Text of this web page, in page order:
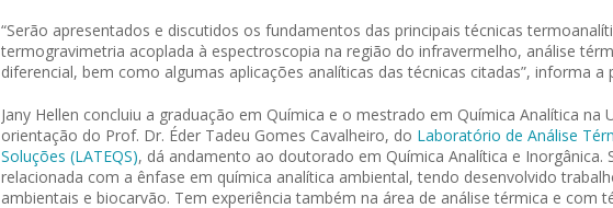
“Serão apresentados e discutidos os fundamentos das principais técnicas
termogravimetria acoplada à espectroscopia na região do infravermelho, análise
diferencial, bem como algumas aplicações analíticas das técnicas citadas”, informa a
Jany Hellen concluiu a graduação em Química e o mestrado em Química Analítica na
orientação do Prof. Dr. Éder Tadeu Gomes Cavalheiro, do Laboratório de Análise
Soluções (LATEQS), dá andamento ao doutorado em Química Analítica e Inorgânica.
relacionada com a ênfase em química analítica ambiental, tendo desenvolvido
ambientais e biocarvão. Tem experiência também na área de análise térmica e com